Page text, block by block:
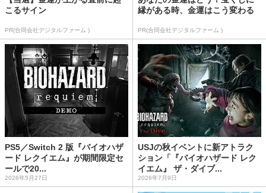
こるサイン
PR(合同会社デジタルファーム )
縁がある時、金運はこう変わる
PR(合同会社デジタルファーム )
PS5／Switch 2 版『バイオハザ
ード レクイエム』が期間限定セ
ールで20...
2026年5月27日
USJの秋イベントに新アトラク
ション「『バイオハザード レク
イエム』 ザ・ダイブ...
2026年7月9日